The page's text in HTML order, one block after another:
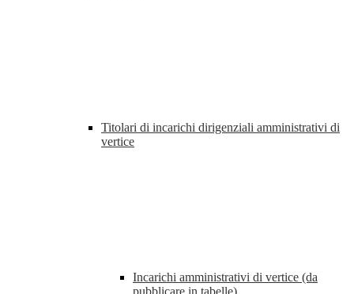
Titolari di incarichi dirigenziali amministrativi di
vertice
Incarichi amministrativi di vertice (da